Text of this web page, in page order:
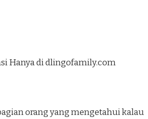
Hanya di dlingofamily.com
orang yang mengetahui kalau